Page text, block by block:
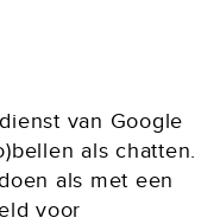
van Google
als chatten.
als met een
voor